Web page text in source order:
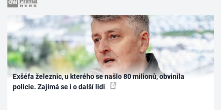
Exšéfa železnic, u kterého se našlo 80 milionů, obvinila
policie. Zajímá se i o další lidi